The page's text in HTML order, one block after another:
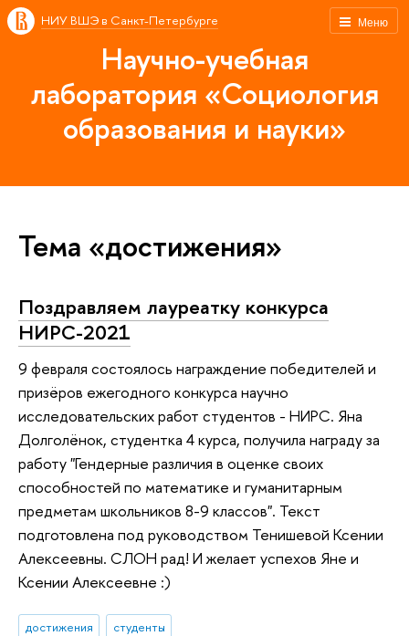
Меню
НИУ ВШЭ в Санкт-Петербурге
Научно-учебная
лаборатория «Социология
образования и науки»
Тема «достижения»
Поздравляем лауреатку конкурса
НИРС-2021
9 февраля состоялось награждение победителей и
призёров ежегодного конкурса научно
исследовательских работ студентов - НИРС. Яна
Долголёнок, студентка 4 курса, получила награду за
работу "Гендерные различия в оценке своих
способностей по математике и гуманитарным
предметам школьников 8-9 классов". Текст
подготовлена под руководством Тенишевой Ксении
Алексеевны. СЛОН рад! И желает успехов Яне и
Ксении Алексеевне :)
достижения студенты